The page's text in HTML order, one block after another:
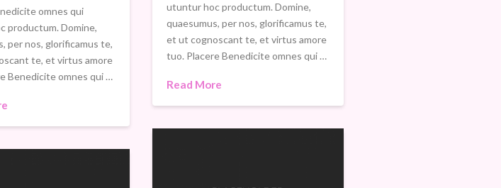
omnes qui
productum. Domine,
per nos, glorificamus te,
te, et virtus amore
Benedicite omnes qui …
utuntur hoc productum. Domine,
quaesumus, per nos, glorificamus te,
et ut cognoscant te, et virtus amore
tuo. Placere Benedicite omnes qui …
Read More